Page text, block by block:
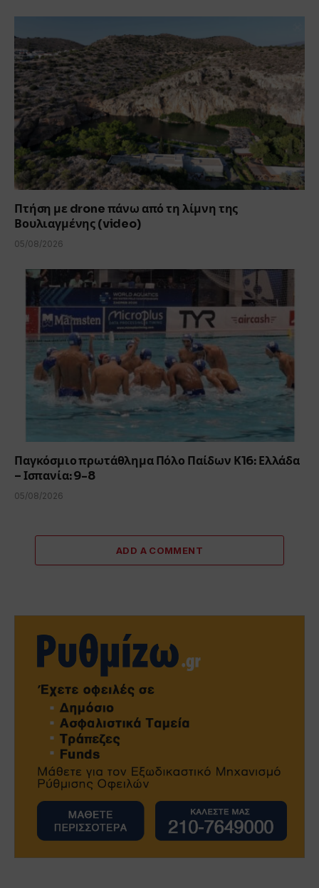
Πτήση με drone πάνω από τη λίμνη της
Βουλιαγμένης (video)
05/08/2026
Παγκόσμιο πρωτάθλημα Πόλο Παίδων Κ16: Ελλάδα
– Ισπανία: 9-8
05/08/2026
ADD A COMMENT